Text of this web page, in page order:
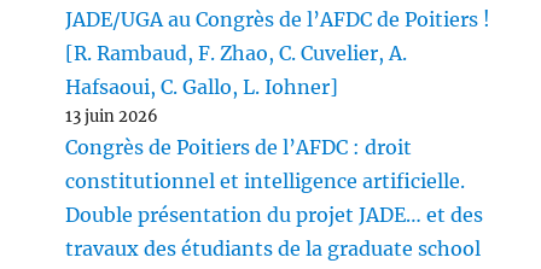
JADE/UGA au Congrès de l’AFDC de Poitiers !
[R. Rambaud, F. Zhao, C. Cuvelier, A.
Hafsaoui, C. Gallo, L. Iohner]
13 juin 2026
Congrès de Poitiers de l’AFDC : droit
constitutionnel et intelligence artificielle.
Double présentation du projet JADE… et des
travaux des étudiants de la graduate school